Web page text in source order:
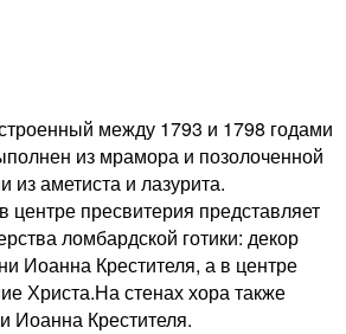
между 1793 и 1798 годами
из мрамора и позолоченной
из аметиста и лазурита.
центре пресвитерия представляет
ломбардской готики: декор
Иоанна Крестителя, а в центре
Христа.На стенах хора также
Иоанна Крестителя.